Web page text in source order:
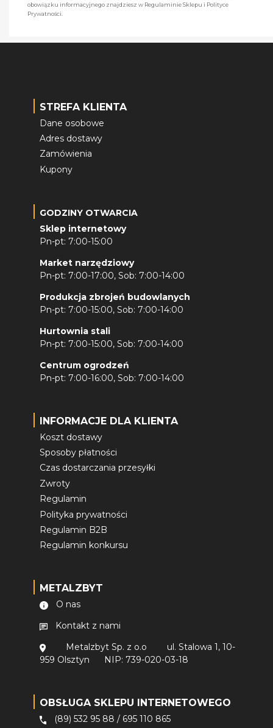
obowiązku informacyjnego znajdziesz w Regulaminie Sklepu i Polityce
Prywatności.
STREFA KLIENTA
Dane osobowe
Adres dostawy
Zamówienia
Kupony
GODZINY OTWARCIA
Sklep internetowy
Pn-pt: 7:00-15:00
Market narzędziowy
Pn-pt: 7:00-17:00, Sob: 7:00-14:00
Produkcja zbrojeń budowlanych
Pn-pt: 7:00-15:00, Sob: 7:00-14:00
Hurtownia stali
Pn-pt: 7:00-15:00, Sob: 7:00-14:00
Centrum ogrodzeń
Pn-pt: 7:00-16:00, Sob: 7:00-14:00
INFORMACJE DLA KLIENTA
Koszt dostawy
Sposoby płatności
Czas dostarczania przesyłki
Zwroty
Regulamin
Polityka prywatności
Regulamin B2B
Regulamin konkursu
METALZBYT
O nas
Kontakt z nami
Metalzbyt Sp. z o.o
ul. Stalowa 1, 10-
959 Olsztyn
NIP: 739-020-03-18
OBSŁUGA SKLEPU INTERNETOWEGO
(89) 532 95 88 / 695 110 865